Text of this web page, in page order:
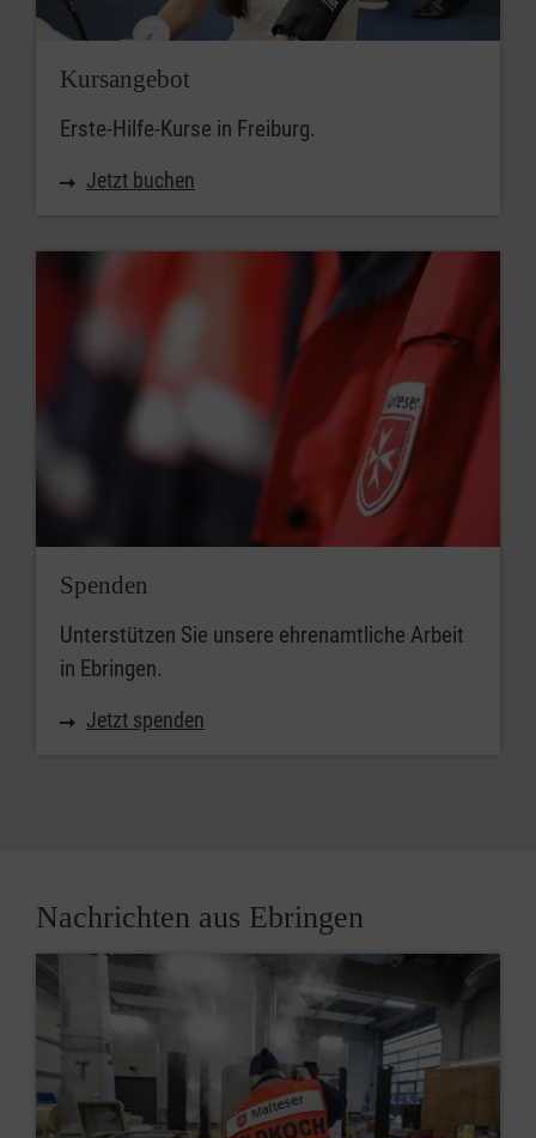
Kursangebot
Erste-Hilfe-Kurse in Freiburg.
Jetzt buchen
Spenden
Unterstützen Sie unsere ehrenamtliche Arbeit
in Ebringen.
Jetzt spenden
Nachrichten aus Ebringen